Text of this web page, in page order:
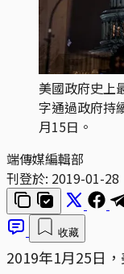
美國政府史上
字通過政府持
月15日。
端傳媒編輯部
刊登於: 2019-01-28
收藏
2019年1月25日